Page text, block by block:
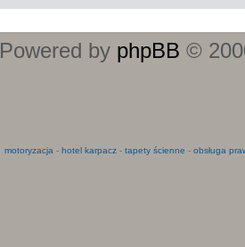
Powered by phpBB ©
motoryzacja - hotel karpacz- tapety ścienne - obsługa